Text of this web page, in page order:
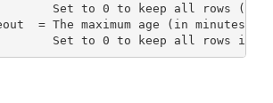
to keep all rows
= The maximum age (in
to keep all rows